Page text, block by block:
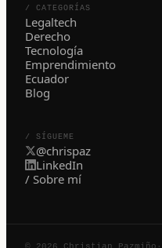
/ CATEGORÍAS
Legaltech
Derecho
Tecnología
Emprendimiento
Ecuador
Blog
/ SÍGUEME
@chrispaz
LinkedIn
/ Sobre mí